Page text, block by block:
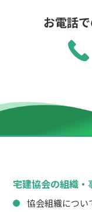
お電話
宅建協会の組織・
協会組織につい